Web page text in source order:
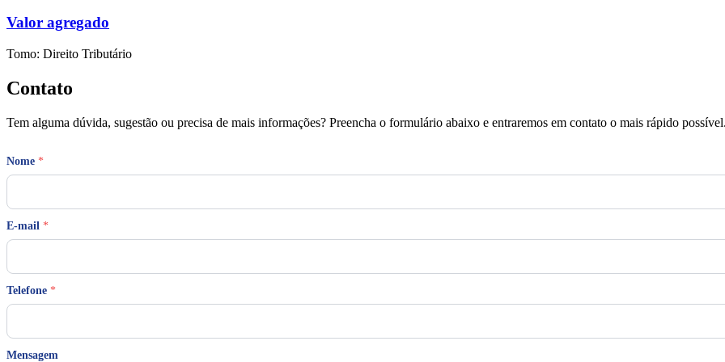
Valor agregado
Tomo: Direito Tributário
Contato
Tem alguma dúvida, sugestão ou precisa de mais informações? Preencha o formulário abaixo e entraremos em contato o mais rápido
Nome *
E-mail *
*
m
e
Telefone *
Mensagem